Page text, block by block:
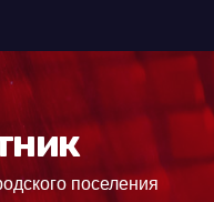
поселения